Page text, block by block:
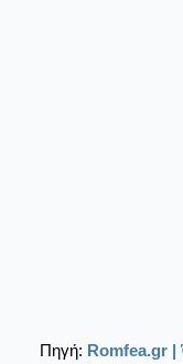
Πηγή: Romfea.gr |